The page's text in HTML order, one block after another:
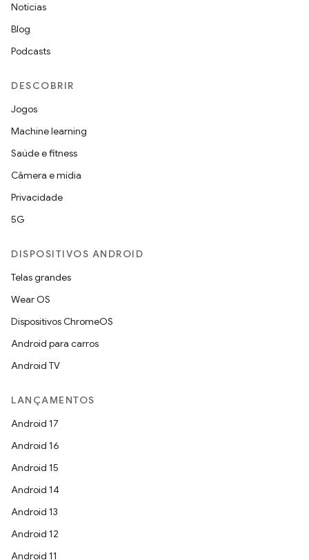
Notícias
Blog
Podcasts
DESCOBRIR
Jogos
Machine learning
Saúde e fitness
Câmera e mídia
Privacidade
5G
DISPOSITIVOS ANDROID
Telas grandes
Wear OS
Dispositivos ChromeOS
Android para carros
Android TV
LANÇAMENTOS
Android 17
Android 16
Android 15
Android 14
Android 13
Android 12
Android 11